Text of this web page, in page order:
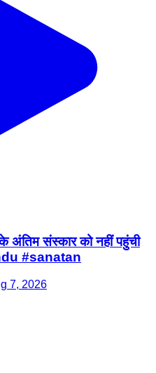
अंतिम संस्कार को नहीं पहुंची
#sanatan
7, 2026